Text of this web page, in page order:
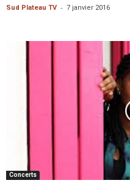
Sud Plateau TV - 7 janvier 2016
Concerts